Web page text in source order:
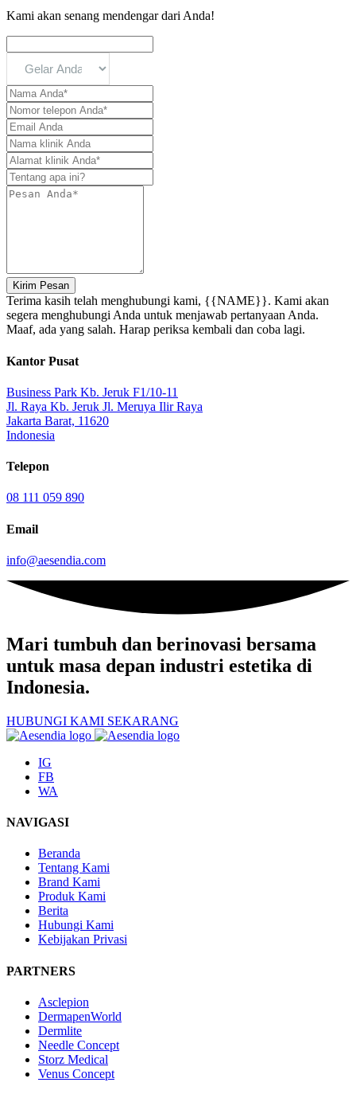
Kami akan senang mendengar dari Anda!
Kirim Pesan
Terima kasih telah menghubungi kami, {{NAME}}. Kami akan
segera menghubungi Anda untuk menjawab pertanyaan Anda.
Maaf, ada yang salah. Harap periksa kembali dan coba lagi.
Kantor Pusat
Business Park Kb. Jeruk F1/10-11
Jl. Raya Kb. Jeruk Jl. Meruya Ilir Raya
Jakarta Barat, 11620
Indonesia
Telepon
08 111 059 890
Email
info@aesendia.com
Mari tumbuh dan berinovasi bersama
untuk masa depan industri estetika di
Indonesia.
HUBUNGI KAMI SEKARANG
IG
FB
WA
NAVIGASI
Beranda
Tentang Kami
Brand Kami
Produk Kami
Berita
Hubungi Kami
Kebijakan Privasi
PARTNERS
Asclepion
DermapenWorld
Dermlite
Needle Concept
Storz Medical
Venus Concept